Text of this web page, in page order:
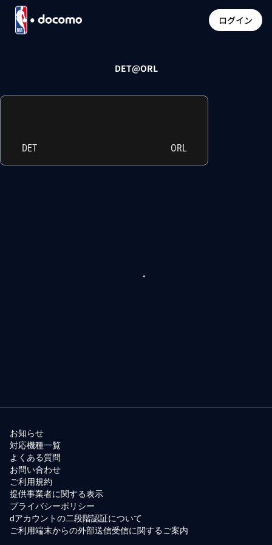
ログイン
DET@ORL
DET ORL
お知らせ
対応機種一覧
よくある質問
お問い合わせ
ご利用規約
提供事業者に関する表示
プライバシーポリシー
dアカウントの二段階認証について
ご利用端末からの外部送信受信に関するご案内